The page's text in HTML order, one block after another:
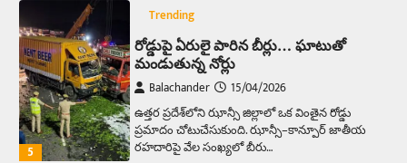
5
Trending
రోడ్డుపై ఏరులై పారిన బీర్లు… ఘాటుతో
మండుతున్న నోర్లు
Balachander 15/04/2026
ఉత్తర ప్రదేశ్‌లోని ఝాన్సీ జిల్లాలో ఒక వింతైన రోడ్డు
ప్రమాదం చోటుచేసుకుంది. ఝాన్సీ–కాన్పూర్ జాతీయ
రహదారిపై వేల సంఖ్యలో బీరు…